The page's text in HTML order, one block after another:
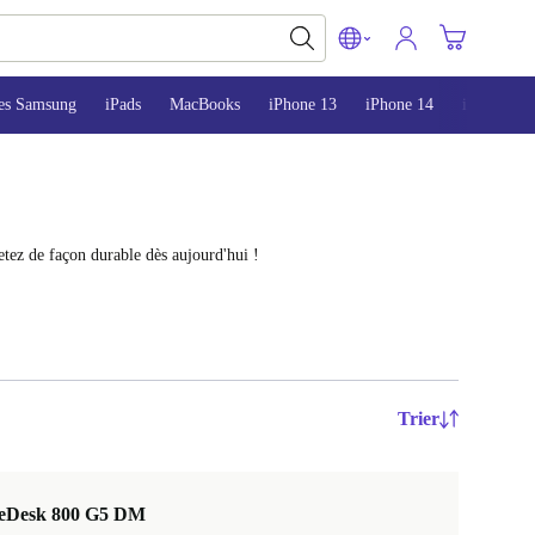
Samsung iPads MacBooks iPhone 13 iPhone 14 iPhone 15
de façon durable dès aujourd'hui !
Trier
800 G5 DM